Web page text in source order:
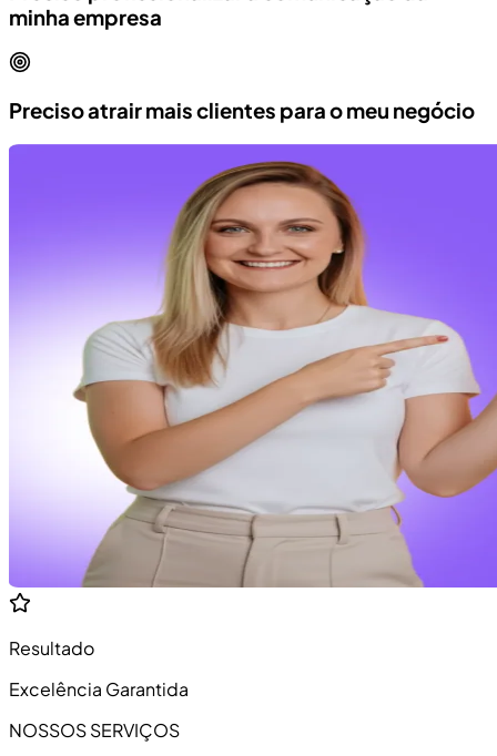
minha empresa
Preciso atrair mais clientes para o meu negócio
Resultado
Excelência Garantida
NOSSOS SERVIÇOS